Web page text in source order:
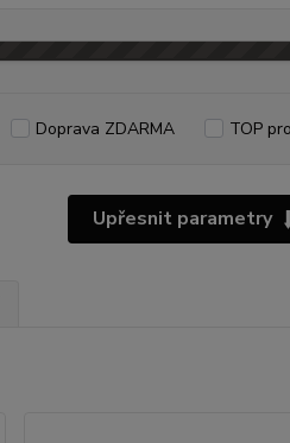
Upřesnit parametry
Doprava ZDARMA TOP